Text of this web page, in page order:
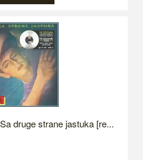
druge strane jastuka [re...